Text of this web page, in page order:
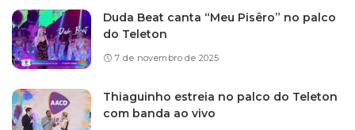
Duda Beat canta “Meu Pisêro” no palco
do Teleton
7 de novembro de 2025
Thiaguinho estreia no palco do Teleton
com banda ao vivo